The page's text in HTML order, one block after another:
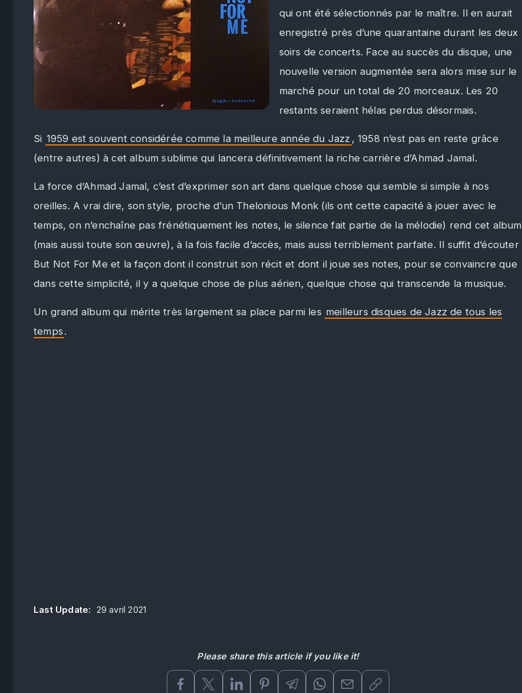
qui ont été sélectionnés par le maître. Il en aurait
enregistré près d’une quarantaine durant les deux
soirs de concerts. Face au succès du disque, une
nouvelle version augmentée sera alors mise sur le
marché pour un total de 20 morceaux. Les 20
restants seraient hélas perdus désormais.
Si 1959 est souvent considérée comme la meilleure année du Jazz , 1958 n’est pas en reste grâce
(entre autres) à cet album sublime qui lancera définitivement la riche carrière d’Ahmad Jamal.
La force d’Ahmad Jamal, c’est d’exprimer son art dans quelque chose qui semble si simple à nos
oreilles. A vrai dire, son style, proche d’un Thelonious Monk (ils ont cette capacité à jouer avec le
temps, on n’enchaîne pas frénétiquement les notes, le silence fait partie de la mélodie) rend cet album
(mais aussi toute son œuvre), à la fois facile d’accès, mais aussi terriblement parfaite. Il suffit d’écouter
But Not For Me et la façon dont il construit son récit et dont il joue ses notes, pour se convaincre que
dans cette simplicité, il y a quelque chose de plus aérien, quelque chose qui transcende la musique.
Un grand album qui mérite très largement sa place parmi les meilleurs disques de Jazz de tous les
temps .
Last Update: 29 avril 2021
Please share this article if you like it!